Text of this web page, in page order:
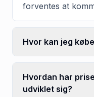
forventes at
Hvor kan jeg
Hvordan har
udviklet sig?